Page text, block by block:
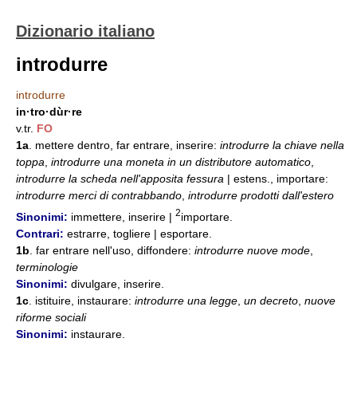
Dizionario italiano
introdurre
introdurre
in·tro·dùr·re
v.tr. FO
1a . mettere dentro, far entrare, inserire: introdurre la chiave nella
toppa introdurre una moneta in un distributore automatico
introdurre la scheda nell'apposita fessura | estens., importare:
introdurre merci di contrabbando introdurre prodotti dall'estero
Sinonimi: immettere, inserire | 2importare.
Contrari: estrarre, togliere | esportare.
1b . far entrare nell'uso, diffondere: introdurre nuove mode
terminologie
Sinonimi: divulgare, inserire.
1c . istituire, instaurare: introdurre una legge un decreto nuove
riforme sociali
Sinonimi: instaurare.